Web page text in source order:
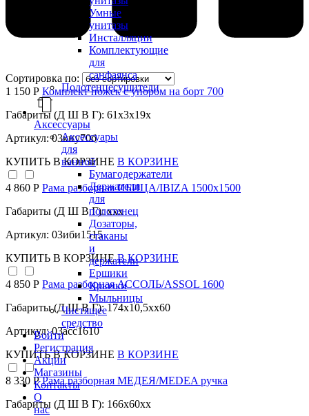
Умные
унитазы
Инсталляции
Комплектующие
для
санфаянса
Полотенцесушители
Аксессуары
Аксессуары
для
ванной
Бумагодержатели
Держатели
для
полотенец
Дозаторы,
стаканы
и
держатели
Ершики
Крючки
Мыльницы
Чистящее
средство
Войти
Регистрация
Акции
Магазины
Контакты
О
нас
Сортировка по:
1 150 Р Комплект ножек с упором на борт 700
Габариты (Д Ш В Г): 61x3x19x
Артикул: 03кну70б
КУПИТЬ В КОРЗИНЕ В КОРЗИНЕ
4 860 Р Рама разборная ИБИЦА/IBIZA 1500х1500
Габариты (Д Ш В Г): xxx
Артикул: 03иби1515
КУПИТЬ В КОРЗИНЕ В КОРЗИНЕ
4 850 Р Рама разборная АССОЛЬ/ASSOL 1600
Габариты (Д Ш В Г): 174x10,5xx60
Артикул: 03асс1610
КУПИТЬ В КОРЗИНЕ В КОРЗИНЕ
8 330 РРама разборная МЕДЕЯ/MEDEA ручка
Габариты (Д Ш В Г): 166x60xx